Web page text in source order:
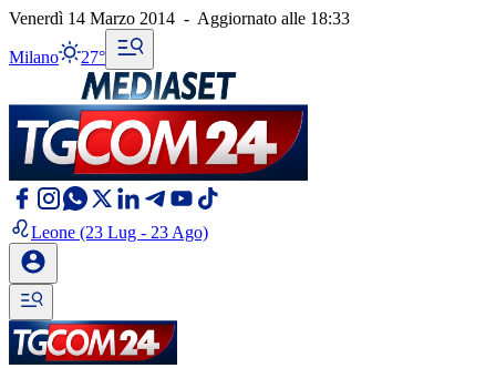
Venerdì 14 Marzo 2014 - Aggiornato alle 18:33
Milano 27°
Leone (23 Lug - 23 Ago)